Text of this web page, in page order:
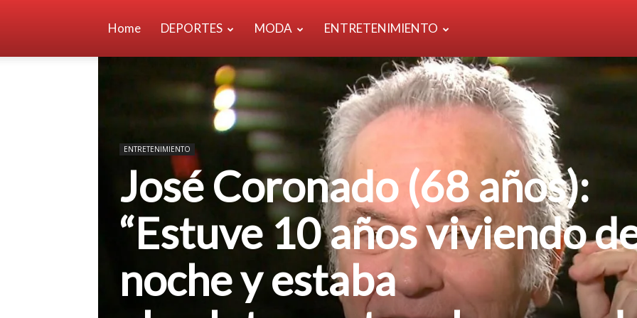
Home DEPORTES MODA ENTRETENIMIENTO
ENTRETENIMIENTO
José Coronado (68 años):
“Estuve 10 años viviendo
noche y estaba